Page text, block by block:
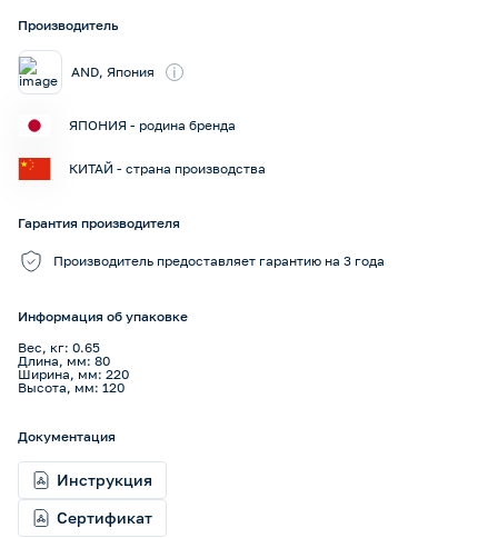
Производитель
AND, Япония i
ЯПОНИЯ - родина бренда
КИТАЙ - страна производства
Гарантия производителя
Производитель предоставляет гарантию на 3 года
Информация об упаковке
Вес, кг: 0.65
Длина, мм: 80
Ширина, мм: 220
Высота, мм: 120
Документация
Инструкция
Сертификат